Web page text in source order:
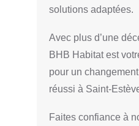
solutions adaptées.
Avec plus d’une
BHB Habitat est
pour un
réussi à Saint-
Faites confiance à